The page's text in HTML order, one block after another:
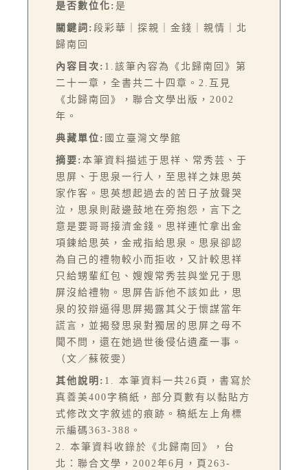
是否數位化: 是
關鍵詞: 段彩華｜探親｜金錢｜親情｜北
歸南回
內容目次: 1.該筆內容為《北歸南回》第
二十一章，全書共二十四章。2.互見
《北歸南回》，聯合文學出版，2002
年。
典藏單位: 國立臺灣文學館
摘要: 本筆資料描述于思祥、常秀芸、于
思屏、于思泉一行人，至思祥之妹思英
家作客。思英想起過去的苦日子放聲哭
泣，思泉則敲邊鼓地在旁抱怨，言下之
意是要哥哥接濟金錢。思祥連忙拿出金
項鍊給思英，金戒指給思泉。思泉卻認
為自己的禮物較小而拒收，又計較思祥
只給甥輩紅包、嫂嫂常秀芸與堂兄于思
屏沒給禮物。思屏告訴他不該如此，思
泉的狡辯逼得思屏揭露其父于懷謀當年
謊言，並揭發思泉對獨居的思屏之母不
聞不問，還在她過世後侵佔遺產一事。
（文／蘇筱雯）
其他說明: 1. 本筆資料一共26頁，書寫於
真善美400字稿紙，部分頁數有以黏貼方
式修改文字敘述的痕跡。稿紙左上角標
示編碼363-388。
2. 本筆資料收錄於《北歸南回》，台
北：聯合文學，2002年6月，頁263-